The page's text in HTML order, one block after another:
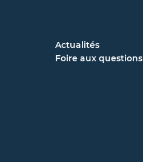
Actualités
Foire aux questions